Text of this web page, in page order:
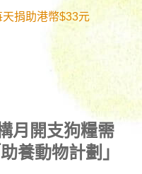
天捐助港幣$33元
月開支狗糧需
養動物計劃」